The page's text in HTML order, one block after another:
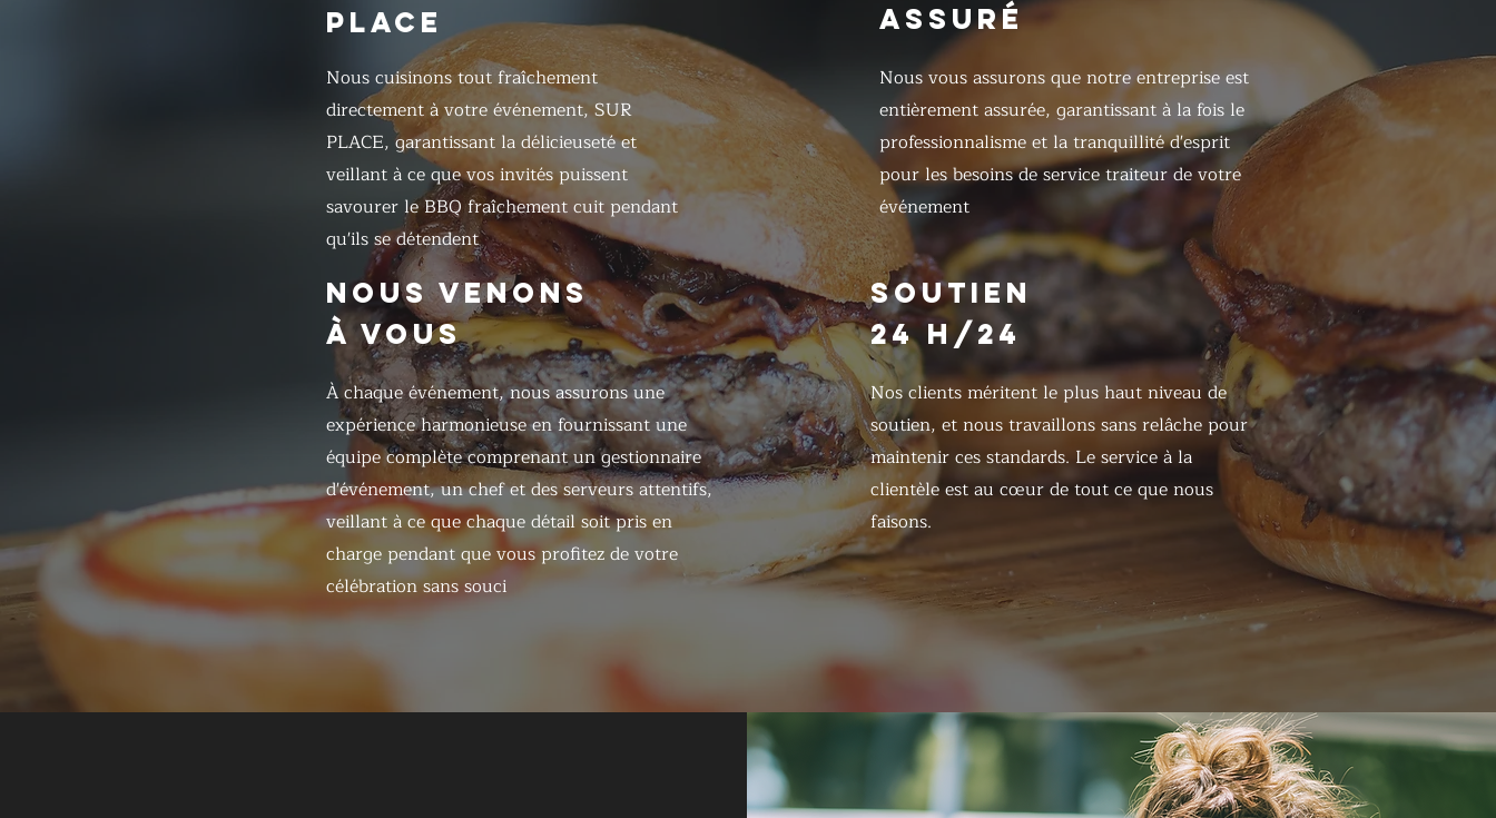
PLACE
Nous cuisinons tout fraîchement
directement à votre événement, SUR
PLACE, garantissant la délicieuseté et
veillant à ce que vos invités puissent
savourer le BBQ fraîchement cuit pendant
qu'ils se détendent
NOUS VENONS
À VOUS
À chaque événement, nous assurons une
expérience harmonieuse en fournissant une
équipe complète comprenant un gestionnaire
d'événement, un chef et des serveurs attentifs,
veillant à ce que chaque détail soit pris en
charge pendant que vous profitez de votre
célébration sans souci
ASSURÉ
Nous vous assurons que notre entreprise est
entièrement assurée, garantissant à la fois le
professionnalisme et la tranquillité d'esprit
pour les besoins de service traiteur de votre
événement
SOUTIEN
24 H/24
Nos clients méritent le plus haut niveau de
soutien, et nous travaillons sans relâche pour
maintenir ces standards. Le service à la
clientèle est au cœur de tout ce que nous
faisons.